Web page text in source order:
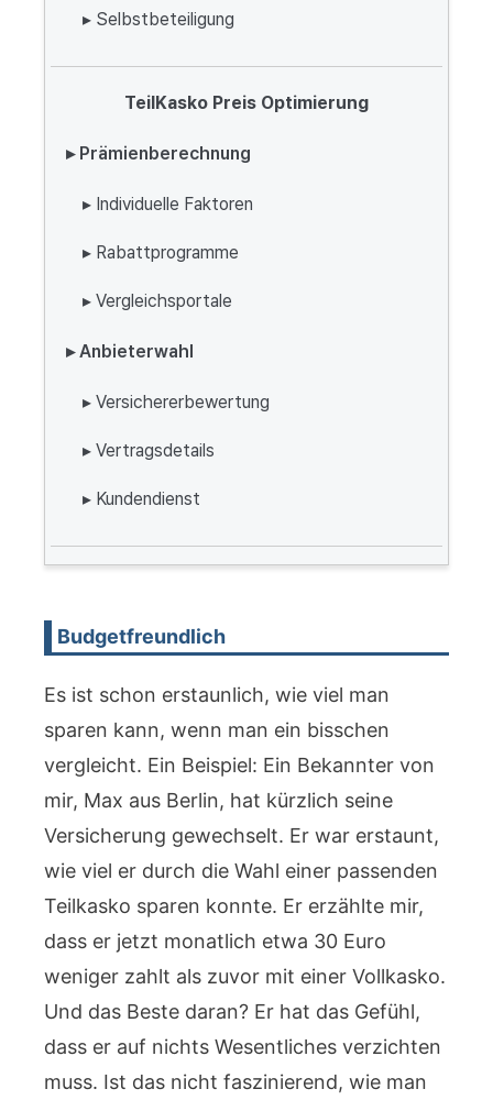
▸ Selbstbeteiligung
TeilKasko Preis Optimierung
▸ Prämienberechnung
▸ Individuelle Faktoren
▸ Rabattprogramme
▸ Vergleichsportale
▸ Anbieterwahl
▸ Versichererbewertung
▸ Vertragsdetails
▸ Kundendienst
Budgetfreundlich
Es ist schon erstaunlich, wie viel man
sparen kann, wenn man ein bisschen
vergleicht. Ein Beispiel: Ein Bekannter von
mir, Max aus Berlin, hat kürzlich seine
Versicherung gewechselt. Er war erstaunt,
wie viel er durch die Wahl einer passenden
Teilkasko sparen konnte. Er erzählte mir,
dass er jetzt monatlich etwa 30 Euro
weniger zahlt als zuvor mit einer Vollkasko.
Und das Beste daran? Er hat das Gefühl,
dass er auf nichts Wesentliches verzichten
muss. Ist das nicht faszinierend, wie man